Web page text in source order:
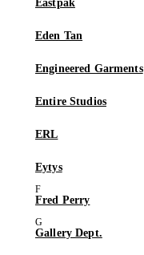
Eastpak
Eden Tan
Engineered Garments
Entire Studios
ERL
Eytys
Fred Perry
Gallery Dept.